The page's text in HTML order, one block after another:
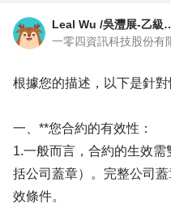
Leal Wu /吳灃展-
根據您的描述，以下是針對
一、**您合約的有效性：
1.一般而言，合約的生效
括公司蓋章）。完整公司
效條件。